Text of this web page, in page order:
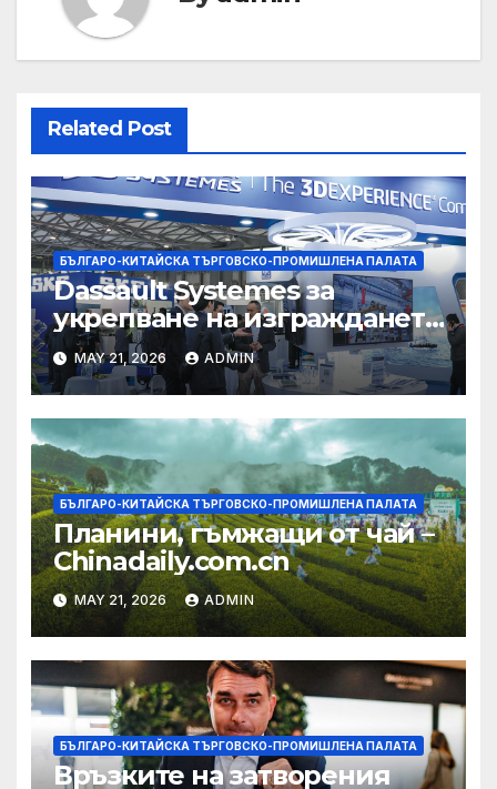
Related Post
БЪЛГАРО-КИТАЙСКА ТЪРГОВСКО-ПРОМИШЛЕНА ПАЛАТА
Dassault Systemes за
укрепване на изграждането
на AI екосистема в Китай
MAY 21, 2026 ADMIN
БЪЛГАРО-КИТАЙСКА ТЪРГОВСКО-ПРОМИШЛЕНА ПАЛАТА
Планини, гъмжащи от чай –
Chinadaily.com.cn
MAY 21, 2026 ADMIN
БЪЛГАРО-КИТАЙСКА ТЪРГОВСКО-ПРОМИШЛЕНА ПАЛАТА
Връзките на затворения